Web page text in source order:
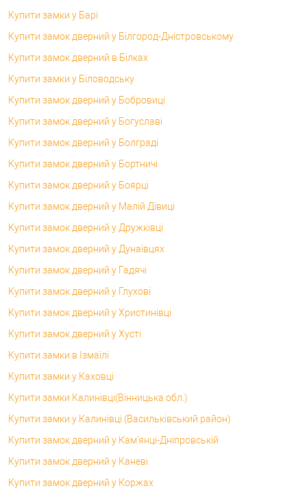
Купити замки у Барі
Купити замок дверний у Білгород-Дністровському
Купити замок дверний в Білках
Купити замки у Біловодську
Купити замок дверний у Бобровиці
Купити замок дверний у Богуславі
Купити замок дверний у Болграді
Купити замок дверний у Бортничі
Купити замок дверний у Боярці
Купити замок дверний у Малій Дівиці
Купити замок дверний у Дружківці
Купити замок дверний у Дунаївцях
Купити замок дверний у Гадячі
Купити замок дверний у Глухові
Купити замок дверний у Христинівці
Купити замок дверний у Хусті
Купити замки в Ізмаїлі
Купити замки у Каховці
Купити замки Калинівці(Вінницька обл.)
Купити замки у Калинівці (Васильківський район)
Купити замок дверний у Кам'янці-Дніпровській
Купити замок дверний у Каневі
Купити замок дверний у Коржах